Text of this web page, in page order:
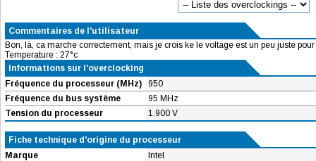
Commentaires de l'utilisateur
Bon, là, ca marche correctement, mais je crois ke le voltage est un peu juste
Temperature : 27°c
Informations sur l'overclocking
Fréquence du processeur (MHz)
950
Fréquence du bus système
95 MHz
Tension du processeur
1.900 V
Fiche technique d'origine du processeur
Marque
Intel